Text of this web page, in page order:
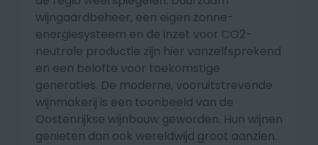
wijngaardbeheer, een eigen zonne-
energiesysteem en de inzet voor CO2-
neutrale productie zijn hier vanzelfsprekend
en een belofte voor toekomstige
generaties. De moderne, vooruitstrevende
wijnmakerij is een toonbeeld van de
Oostenrijkse wijnbouw geworden. Hun wijnen
genieten dan ook wereldwijd groot aanzien.